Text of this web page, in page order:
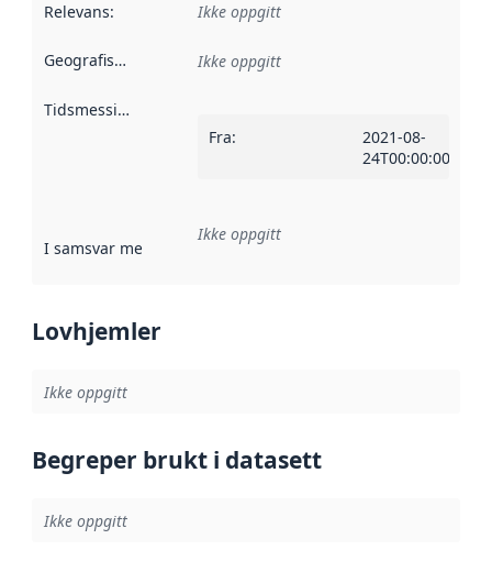
Relevans: Ikke oppgitt
Geografisk avgrensning :
Ikke oppgitt
Tidsmessig avgrensning
Fra:
2021-08-
24T00:00:00Z
I samsvar med Referanse til en implementasjonsregel
Ikke oppgitt
Lovhjemler
Ikke oppgitt
Begreper brukt i datasett
Ikke oppgitt